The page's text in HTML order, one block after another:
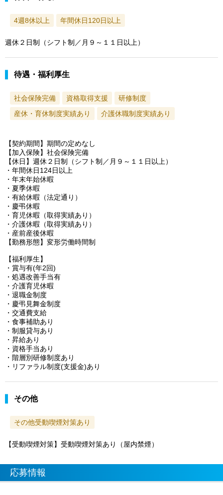
4週8休以上 年間休日120日以上
週休２日制（シフト制／月９～１１日以上）
待遇・福利厚生
社会保険完備 資格取得支援
研修制度
産休・育休制度実績あり
介護休職制度実績あり
【契約期間】期間の定めなし
【加入保険】社会保険完備
【休日】週休２日制（シフト制／月９～１１日以上）
・年間休日124日以上
・年末年始休暇
・夏季休暇
・有給休暇（法定通り）
・慶弔休暇
・育児休暇（取得実績あり）
・介護休暇（取得実績あり）
・産前産後休暇
【勤務形態】変形労働時間制
【福利厚生】
・賞与有(年2回)
・処遇改善手当有
・介護育児休暇
・退職金制度
・慶弔見舞金制度
・交通費支給
・食事補助あり
・制服貸与あり
・昇給あり
・資格手当あり
・階層別研修制度あり
・リファラル制度(支援金)あり
その他
その他受動喫煙対策あり
【受動喫煙対策】受動喫煙対策あり（屋内禁煙）
応募情報